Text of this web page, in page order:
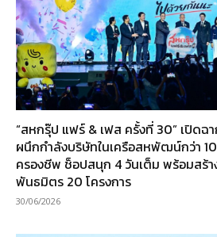
“สหกรุ๊ป แฟร์ & เฟส ครั้งที่ 30” เปิดฉ
ผนึกกำลังบริษัทในเครือสหพัฒน์กว่า
ครองชีพ ช็อปสนุก 4 วันเต็ม พร้อมสร้
พันธมิตร 20 โครงการ
30/06/2026